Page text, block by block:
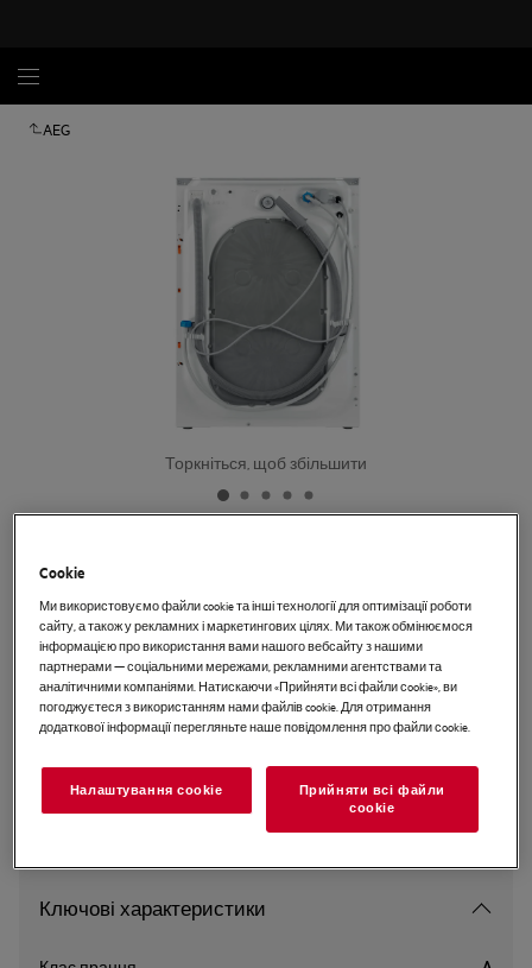
AEG
Торкніться, щоб збільшити
Вбудована пральна машина з
сушкою
Інструкції з техніки безпеки та попередження щодо
техніки безпеки відповідно до регламенту ЄС 2023/988
наведені в розділах 1 і 2 посібника користувача. Для
посібник користувача.
Ключові характеристики
Cookie
Ми використовуємо файли cookie та інші технології для оптимізації роботи
сайту, а також у рекламних і маркетингових цілях. Ми також обмінюємося
інформацією про використання вами нашого вебсайту з нашими
партнерами — соціальними мережами, рекламними агентствами та
аналітичними компаніями. Натискаючи «Прийняти всі файли сookie», ви
погоджуєтеся з використанням нами файлів cookie. Для отримання
додаткової інформації перегляньте наше повідомлення про файли сookie.
Налаштування cookie
Прийняти всі файли
сookie